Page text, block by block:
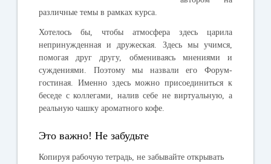
различные темы в рамках курса.
Хотелось бы, чтобы атмосфера здесь царила
непринужденная и дружеская. Здесь мы учимся,
помогая друг другу, обмениваясь мнениями и
суждениями. Поэтому мы назвали его Форум-
гостиная . Именно здесь можно присоединиться к
беседе с коллегами, налив себе не виртуальную, а
реальную чашку ароматного кофе.
Это важно! Не забудьте
Копируярабочую тетрадь, не забывайте открывать